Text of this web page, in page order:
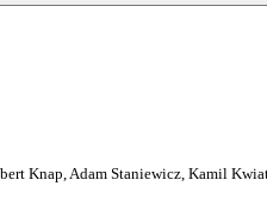
Knap, Adam Staniewicz, Kamil